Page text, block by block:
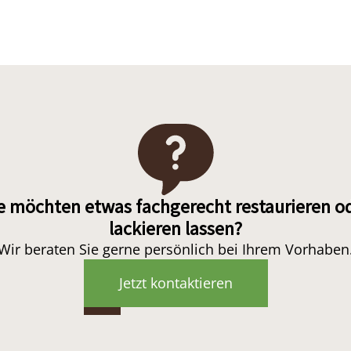
möchten etwas fachgerecht restaurieren
lackieren lassen?
beraten Sie gerne persönlich bei Ihrem
Jetzt kontaktieren